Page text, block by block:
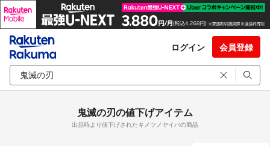
ログイン 会員登録
鬼滅の刃の値下げアイテム
出品時より値下げされたキメツノヤイバの商品